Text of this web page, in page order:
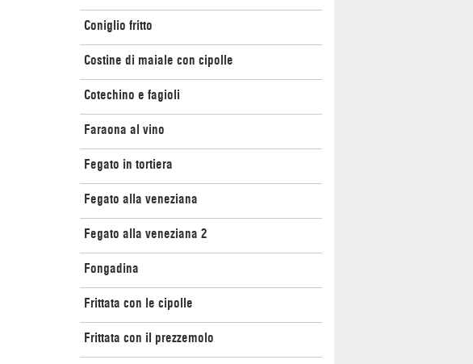
Coniglio fritto
Costine di maiale con cipolle
Cotechino e fagioli
Faraona al vino
Fegato in tortiera
Fegato alla veneziana
Fegato alla veneziana 2
Fongadina
Frittata con le cipolle
Frittata con il prezzemolo